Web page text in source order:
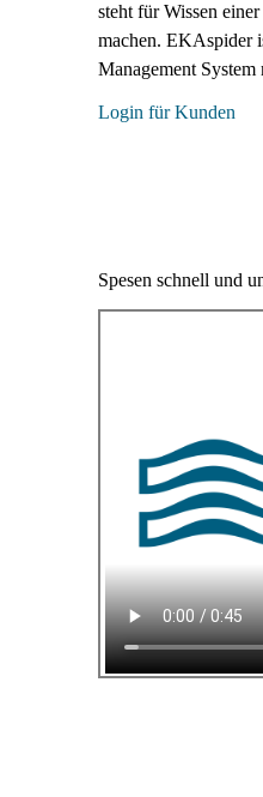
steht für Wissen
machen. EKAspider
Management
Login für Kunden
Spesen schnell und